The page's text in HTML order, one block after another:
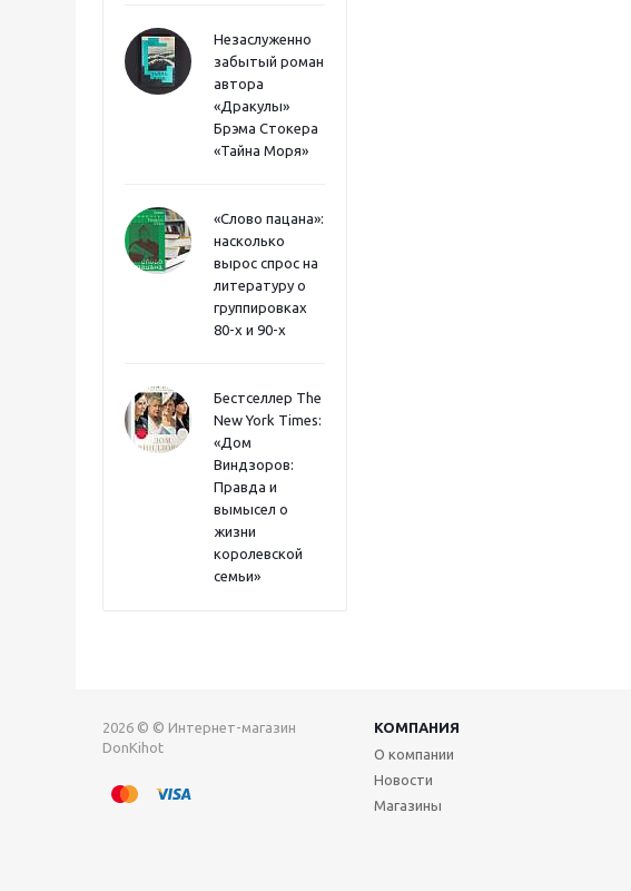
Незаслуженно
забытый роман
автора
«Дракулы»
Брэма Стокера
«Тайна Моря»
«Слово пацана»:
насколько
вырос спрос на
литературу о
группировках
80-х и 90-х
Бестселлер The
New York Times:
«Дом
Виндзоров:
Правда и
вымысел о
жизни
королевской
семьи»
2026 © © Интернет-магазин
DonKihot
КОМПАНИЯ
О компании
Новости
Магазины